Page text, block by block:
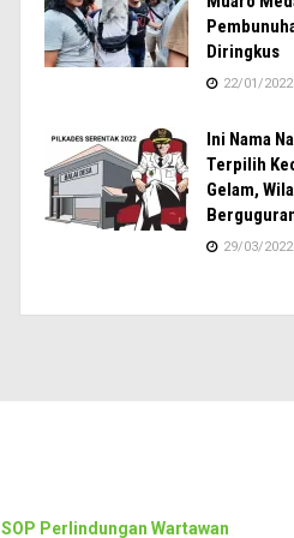
Diringkus
22/01/2022
Ini Nama
Terpilih
Gelam,
29/03/2022
SOP Perlindungan Wartawan